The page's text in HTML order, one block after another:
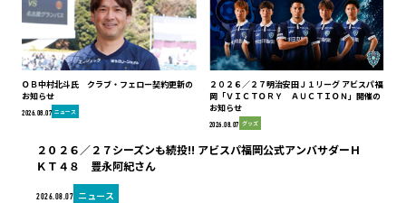
ＯＢ中村北斗氏 クラブ・フェロー契約更新の
お知らせ
2026.08.07 ニュース
２０２６／２７明治安田Ｊ１リーグ アビスパ福
岡「ＶＩＣＴＯＲＹ ＡＵＣＴＩＯＮ」開催の
お知らせ
2026.08.07 グッズ
2026.08.07 ニュース
２０２６／２７シーズンも続投!! アビスパ福岡公式アンバサダーＨ
ＫＴ４８ 豊永阿紀さん